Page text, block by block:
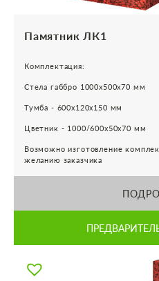
Памятник ЛК1
Комплектация:
Стела габбро 1000х500х70 мм
Тумба - 600х120х150 мм
Цветник - 1000/600х50х70 мм
Возможно изготовление
желанию заказчика